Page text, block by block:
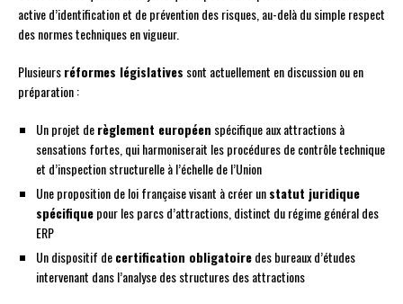
active d’identification et de prévention des risques, au-delà du simple respect
des normes techniques en vigueur.
Plusieursréformes législatives sont actuellement en discussion ou en
préparation :
Un projet derèglement européen spécifique aux attractions à
sensations fortes, qui harmoniserait les procédures de contrôle technique
et d’inspection structurelle à l’échelle de l’Union
Une proposition de loi française visant à créer unstatut juridique
spécifiquepour les parcs d’attractions, distinct du régime général des
ERP
Un dispositif decertification obligatoiredes bureaux d’études
intervenant dans l’analyse des structures des attractions